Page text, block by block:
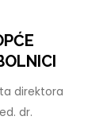
direktora
dr.